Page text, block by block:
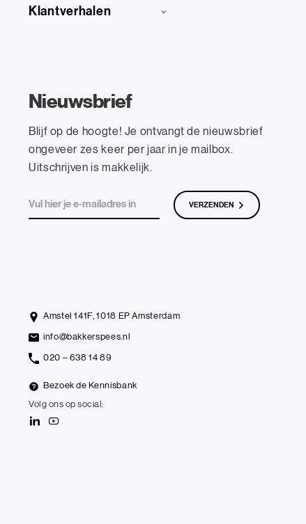
Klantverhalen
Nieuwsbrief
Blijf op de hoogte! Je ontvangt de nieuwsbrief
ongeveer zes keer per jaar in je mailbox.
Uitschrijven is makkelijk.
VERZENDEN
Amstel 141F, 1018 EP Amsterdam
info@bakkerspees.nl
020 – 638 14 89
Bezoek de Kennisbank
Volg ons op social: